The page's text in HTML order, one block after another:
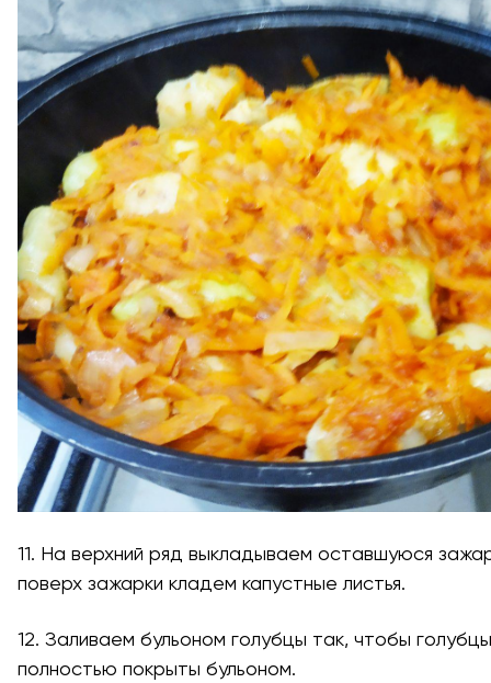
11. На верхний ряд выкладываем оставшуюся
поверх зажарки кладем капустные листья.
12. Заливаем бульоном голубцы так, чтобы
полностью покрыты бульоном.